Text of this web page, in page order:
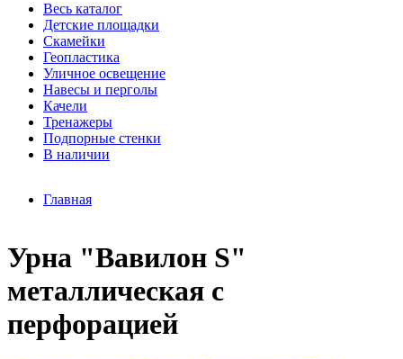
Весь каталог
Детские площадки
Скамейки
Геопластика
Уличное освещение
Навесы и перголы
Качели
Тренажеры
Подпорные стенки
В наличии
Главная
Урна "Вавилон S"
металлическая с
перфорацией